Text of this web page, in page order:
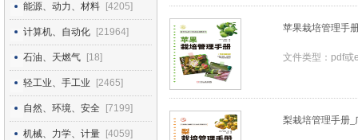
能源、动力、材料 [4205]
计算机、自动化 [21964]
石油、天燃气 [18]
轻工业、手工业 [2465]
自然、环境、安全 [7199]
机械、力学、计量 [4059]
苹果栽培管理手
文件类型：pdf
梨栽培管理手册_